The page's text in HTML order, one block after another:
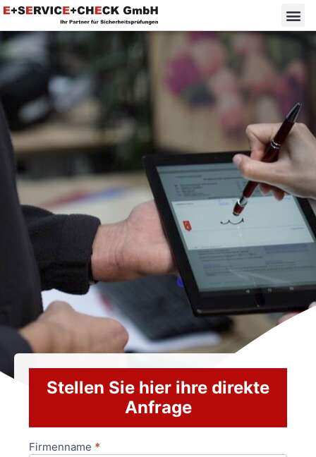
Stellen Sie hier ihre direkte
Anfrage
Anfrageformular
Firmenname *